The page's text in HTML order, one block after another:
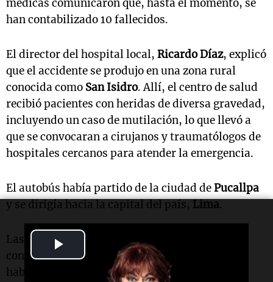
Video
médicas comunicaron que, hasta el momento, se
han contabilizado 10 fallecidos.
El director del hospital local, Ricardo Díaz, explicó
que el accidente se produjo en una zona rural
conocida como San Isidro. Allí, el centro de salud
recibió pacientes con heridas de diversa gravedad,
incluyendo un caso de mutilación, lo que llevó a
que se convocaran a cirujanos y traumatólogos de
hospitales cercanos para atender la emergencia.
El autobús había partido de la ciudad dePucallpa
y se dirigía hacia la capital del país, Lima.
Las autoridades policiales informaron que
continúan la búsqueda de cuerpos que podrían
haber quedado atrapados en los restos del